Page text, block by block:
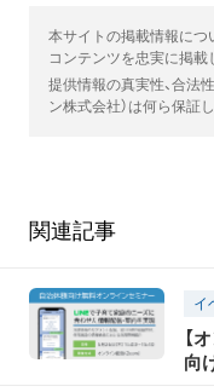
本サイトの掲載情報につ
コンテンツを忠実に掲載
提供情報の真実性、合法
ン株式会社）は何ら保証
関連記事
イ
【
向